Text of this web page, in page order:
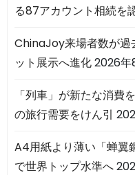
る87アカウント相続を
ChinaJoy来場者数が
ット展示へ進化2026年
「列車」が新たな消費
の旅行需要をけん引
A4用紙より薄い「蝉
で世界トップ水準へ